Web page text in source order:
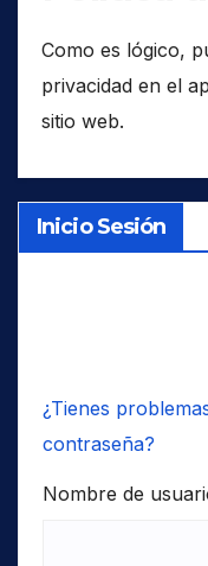
Como es lógico,
privacidad en el
sitio web.
Inicio Sesión
¿Tienes
contraseña?
Nombre de